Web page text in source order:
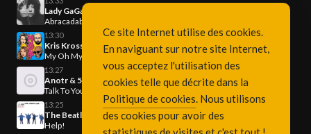
Lady GaGa
Abracadabra
13:30
Kris Kross Amsterdam & Luisa Sonza & Willy William
My Oh My
13:27
Anotr & 54 Ultra
Talk To You
13:25
The Beatles
Help!
Ce site Internet utilise des cookies.
En naviguant sur notre site Internet,
vous acceptez l'utilisation des
cookies telle que décrite dans la
Politique de cookies. Nous utilisons
des cookies pour avoir des